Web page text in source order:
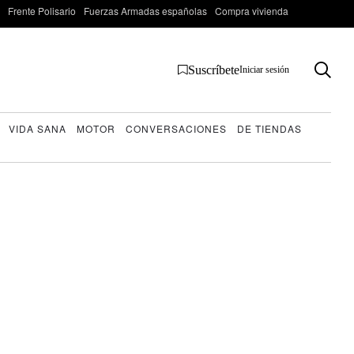
Frente Polisario Fuerzas Armadas españolas Compra vivienda
SuscríbeteIniciar sesión
VIDA SANA MOTOR CONVERSACIONES DE TIENDAS